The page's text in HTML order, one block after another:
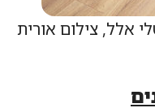
צילום אורית